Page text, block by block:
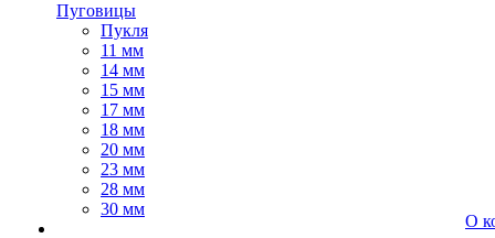
Пуговицы
Пукля
11 мм
14 мм
15 мм
17 мм
18 мм
20 мм
23 мм
28 мм
30 мм
О